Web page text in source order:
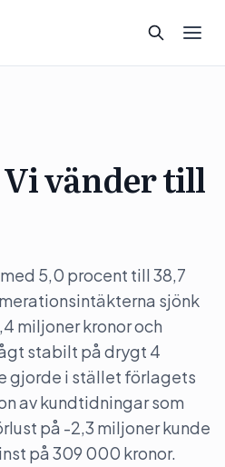
vänder till
5,0 procent till 38,7
sjönk
miljoner kronor och
stabilt på drygt 4
gjorde i stället förlagets
av kundtidningar som
på -2,3 miljoner kunde
på 309 000 kronor.